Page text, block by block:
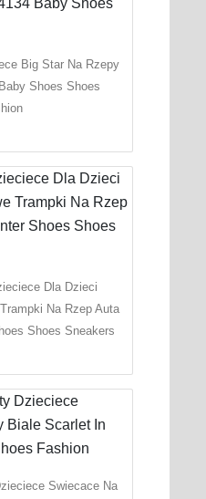
Big Star Na Rzepy
Shoes Shoes
Dla Dzieci
Na Rzep Auta
Shoes Sneakers
Swiecace Na